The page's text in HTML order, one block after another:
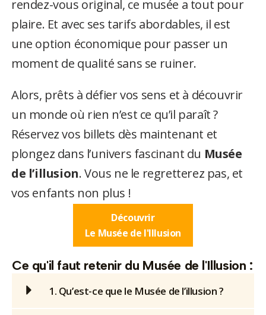
rendez-vous original, ce musée a tout pour
plaire. Et avec ses tarifs abordables, il est
une option économique pour passer un
moment de qualité sans se ruiner.
Alors, prêts à défier vos sens et à découvrir
un monde où rien n’est ce qu’il paraît ?
Réservez vos billets dès maintenant et
plongez dans l’univers fascinant du Musée
de l’illusion. Vous ne le regretterez pas, et
vos enfants non plus !
Découvrir
Le Musée de l'Illusion
Ce qu'il faut retenir du Musée de l'Illusion :
1. Qu’est-ce que le Musée de l’illusion ?